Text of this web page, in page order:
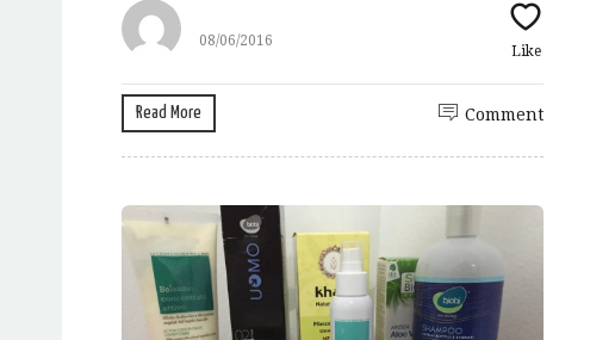
08/06/2016
Like
Read More Comment